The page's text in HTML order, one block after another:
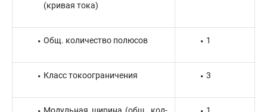
(кривая тока)
Общ. количество полюсов 1
Класс токоограничения 3